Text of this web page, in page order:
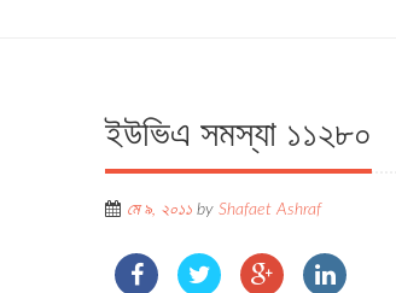
ইউভিএ সমস্যা ১১২৮০
মে ৯, ২০১১ by Shafaet Ashraf